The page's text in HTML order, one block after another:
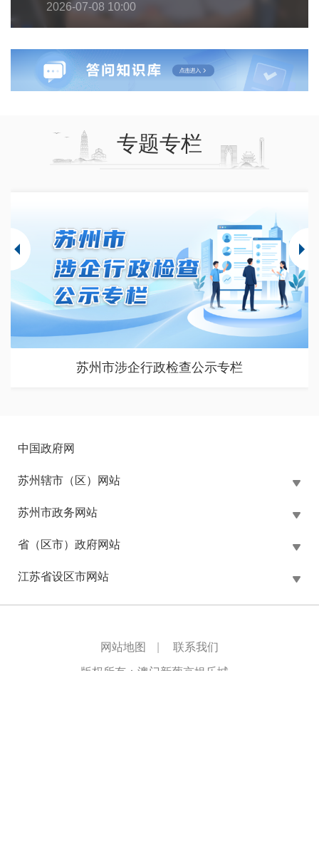
2026-07-08 10:00
专题专栏
苏州市涉企行政检查公示专栏
中国政府网
苏州辖市（区）网站
苏州市政务网站
省（区市）政府网站
江苏省设区市网站
网站地图 联系我们
版权所有：澳门新葡京娱乐城